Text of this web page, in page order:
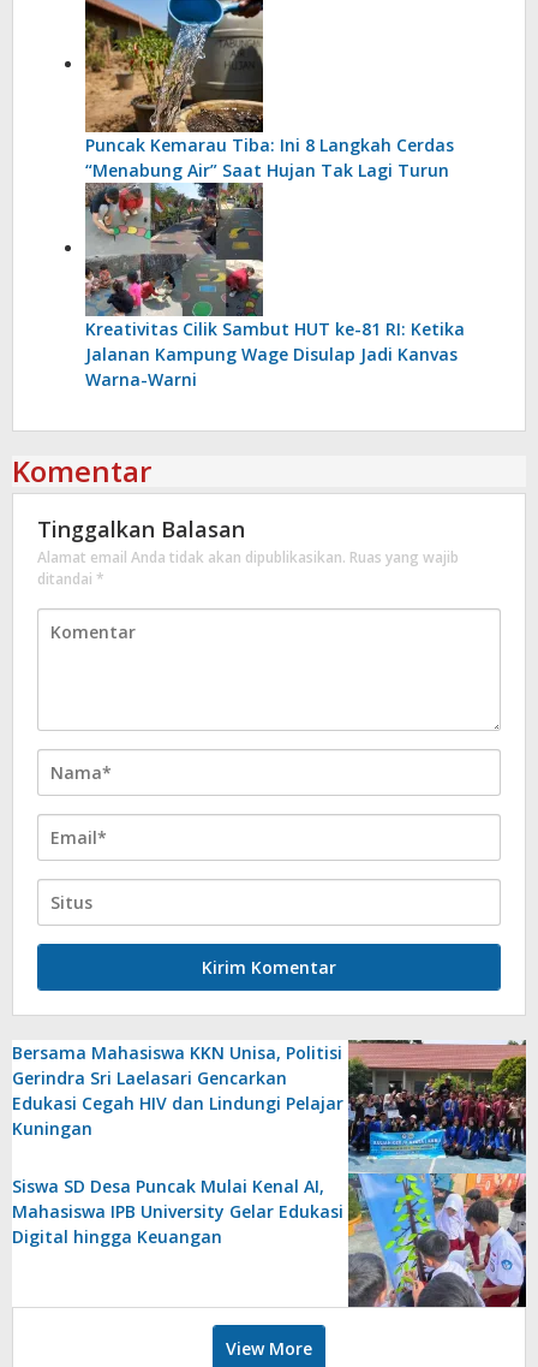
Puncak Kemarau Tiba: Ini 8 Langkah Cerdas
“Menabung Air” Saat Hujan Tak Lagi Turun
Kreativitas Cilik Sambut HUT ke-81 RI: Ketika
Jalanan Kampung Wage Disulap Jadi Kanvas
Warna-Warni
Komentar
Tinggalkan Balasan
Alamat email Anda tidak akan dipublikasikan. Ruas yang wajib
ditandai *
Bersama Mahasiswa KKN Unisa, Politisi
Gerindra Sri Laelasari Gencarkan
Edukasi Cegah HIV dan Lindungi Pelajar
Kuningan
Siswa SD Desa Puncak Mulai Kenal AI,
Mahasiswa IPB University Gelar Edukasi
Digital hingga Keuangan
View More